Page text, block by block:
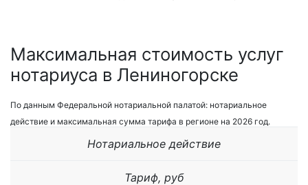
Максимальная стоимость услуг
нотариуса в Лениногорске
По данным Федеральной нотариальной палатой: нотариальное
действие и максимальная сумма тарифа в регионе на 2026 год.
Нотариальное действие
Тариф, руб